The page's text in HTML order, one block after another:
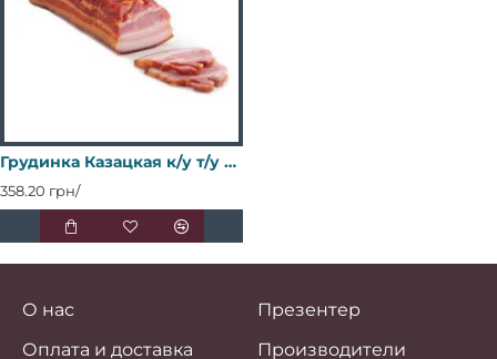
Грудинка Казацкая к/у т/у 0,300 ТМ Роганский
358.20 грн/
О нас
Оплата и доставка
Презентер
Производители